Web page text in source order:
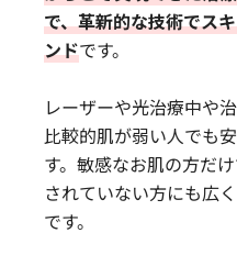
で、革新的な技術でス
ンドです。
レーザーや光治療中や
比較的肌が弱い人でも
す。敏感なお肌の方だ
されていない方にも広
です。